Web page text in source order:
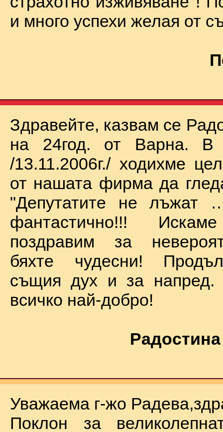
и много успехи желая от
Здравейте, казвам се
на 24год. от Варна. В
/13.11.2006г./ ходихме
от нашата фирма да
"Депутатите не
фантастично!!!
поздравим за
бяхте чудесни!
същия дух и за
всичко най-добро!
Уважаема г-жо
Поклон за